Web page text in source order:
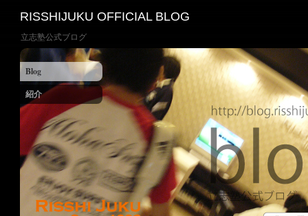
RISSHIJUKU OFFICIAL BLOG
立志塾公式ブログ
Blog
紹介